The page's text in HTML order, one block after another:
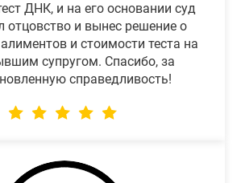
ДНК, и на его основании суд
отцовство и вынес решение о
и стоимости теста на
супругом. Спасибо, за
справедливость!